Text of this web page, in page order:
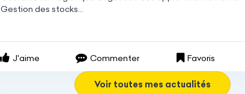
Gestion des stocks...
J'aime Commenter Favoris
Voir toutes mes actualités